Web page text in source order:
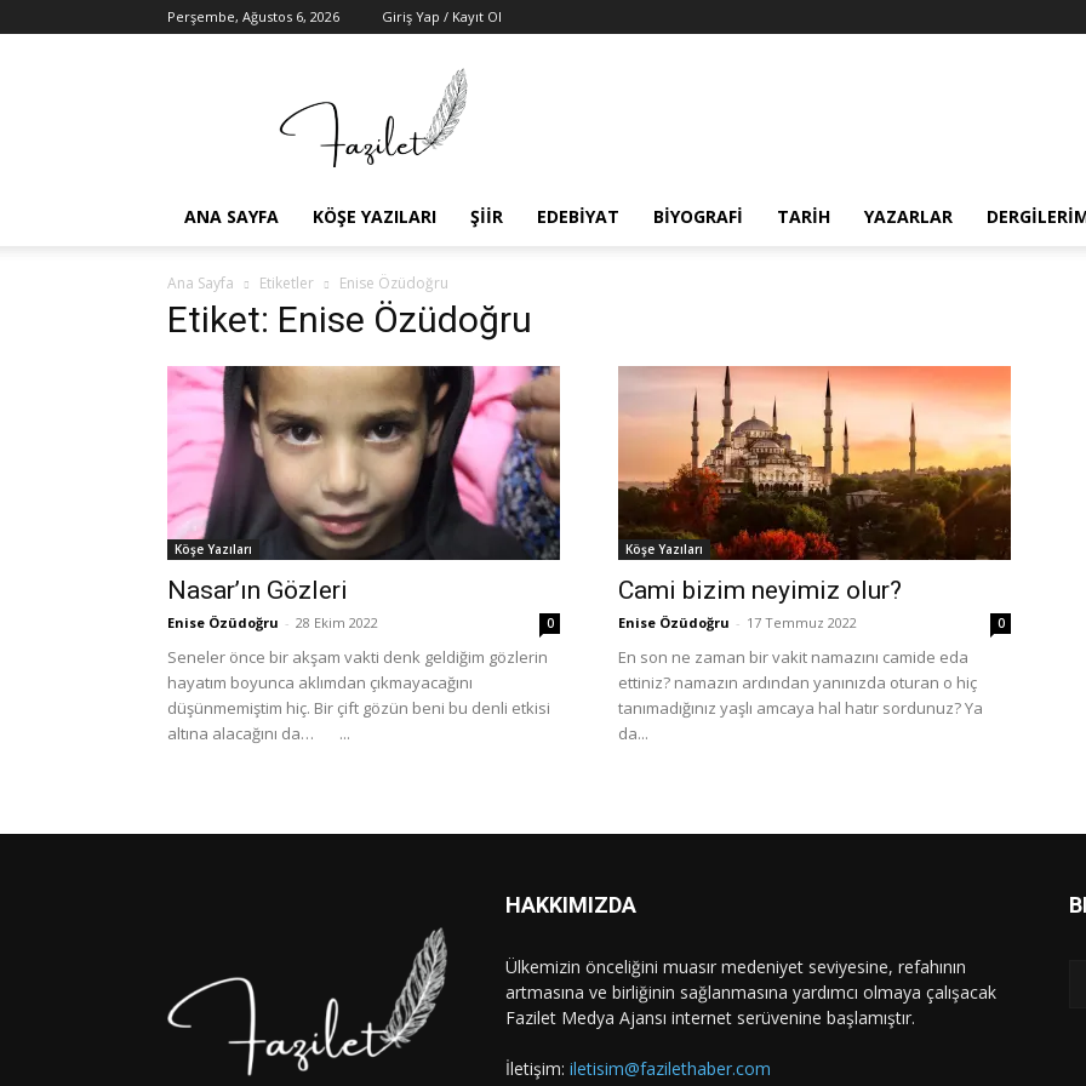
Perşembe, Ağustos 6, 2026 Giriş Yap / Kayıt Ol
Ajansı
ANA SAYFA KÖŞE YAZILARI ŞIIR EDEBIYAT BIYOGRAFI TARIH YAZARLAR
Ana Sayfa Etiketler Enise Özüdoğru
Etiket: Enise Özüdoğru
Köşe Yazıları
Nasar’ın Gözleri
Enise Özüdoğru - 28 Ekim 2022 0
Seneler önce bir akşam vakti denk geldiğim gözlerin
hayatım boyunca aklımdan çıkmayacağını
düşünmemiştim hiç. Bir çift gözün beni bu denli etkisi
altına alacağını da… ...
Köşe Yazıları
Cami bizim neyimiz olur?
Enise Özüdoğru - 17 Temmuz 2022 0
En son ne zaman bir vakit namazını camide eda
ettiniz? namazın ardından yanınızda oturan o hiç
tanımadığınız yaşlı amcaya hal hatır sordunuz? Ya
da...
HAKKIMIZDA
Ülkemizin önceliğini muasır medeniyet seviyesine, refahının
artmasına ve birliğinin sağlanmasına yardımcı olmaya çalışacak
Fazilet Medya Ajansı internet serüvenine başlamıştır.
İletişim: iletisim@fazilethaber.com